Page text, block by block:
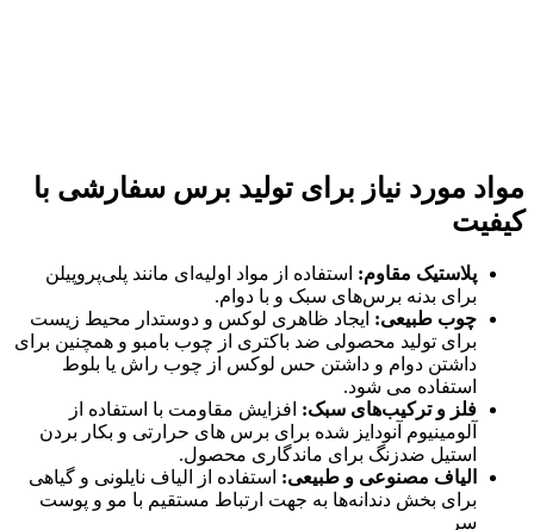
مواد مورد نیاز برای تولید برس سفارشی با
کیفیت
پلاستیک مقاوم: استفاده از مواد اولیه‌ای مانند پلی‌پروپیلن
برای بدنه برس‌های سبک و با دوام.
چوب طبیعی: ایجاد ظاهری لوکس و دوستدار محیط زیست
برای تولید محصولی ضد باکتری از چوب بامبو و همچنین برای
داشتن دوام و داشتن حس لوکس از چوب راش یا بلوط
استفاده می شود.
فلز و ترکیب‌های سبک: افزایش مقاومت با استفاده از
آلومینیوم آنودایز شده برای برس های حرارتی و بکار بردن
استیل ضدزنگ برای ماندگاری محصول.
الیاف مصنوعی و طبیعی: استفاده از الیاف نایلونی و گیاهی
برای بخش دندانه‌ها به جهت ارتباط مستقیم با مو و پوست
سر